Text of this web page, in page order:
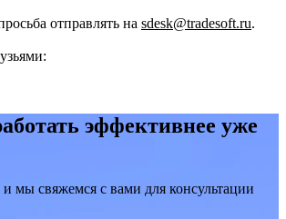
отправлять на sdesk@tradesoft.ru.
эффективнее уже
и мы свяжемся с вами для консультации